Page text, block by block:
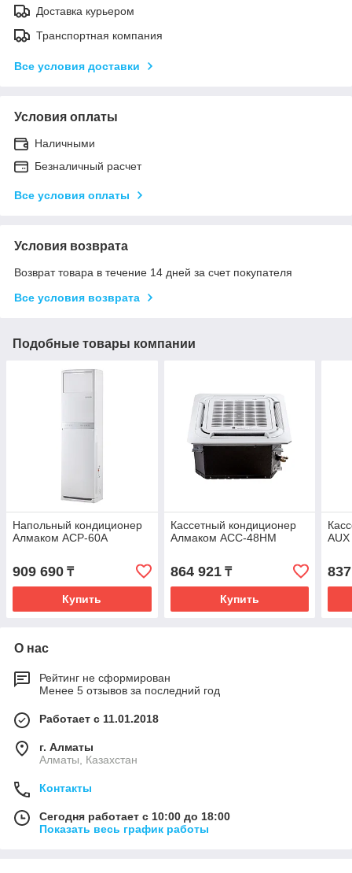
Доставка курьером
Транспортная компания
Все условия доставки
Условия оплаты
Наличными
Безналичный расчет
Все условия оплаты
Условия возврата
Возврат товара в течение 14 дней за счет покупателя
Все условия возврата
Подобные товары компании
Напольный кондиционер
Алмаком ACP-60A
909 690 ₸
Купить
Кассетный кондиционер
Алмаком ACC-48HM
864 921₸
Купить
О нас
Рейтинг не сформирован
Менее 5 отзывов за последний год
Работает с 11.01.2018
г. Алматы
Алматы, Казахстан
Контакты
Сегодня работает с 10:00 до 18:00
Показать весь график работы